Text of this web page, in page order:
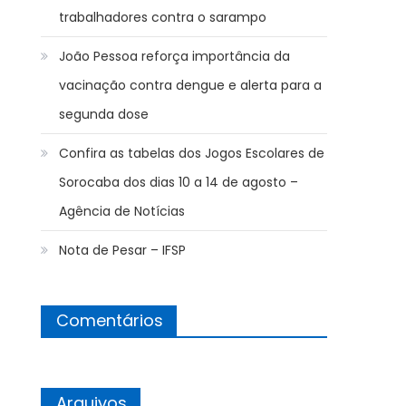
trabalhadores contra o sarampo
João Pessoa reforça importância da
vacinação contra dengue e alerta para a
segunda dose
Confira as tabelas dos Jogos Escolares de
Sorocaba dos dias 10 a 14 de agosto –
Agência de Notícias
Nota de Pesar – IFSP
Comentários